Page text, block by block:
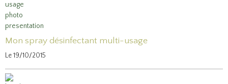
Mon spray désinfectant multi-usage
Le 19/10/2015